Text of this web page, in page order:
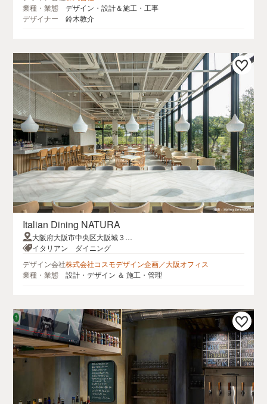
業種・業態
デザイン・設計＆施工・工事
デザイナー
鈴木教介
Italian Dining NATURA
大阪府大阪市中央区大阪城３
−１B TERRACE1F
イタリアン ダイニング
デザイン会社株式会社コスモデザイン企画／大阪オフィス
業種・業態
設計・デザイン ＆ 施工・管理